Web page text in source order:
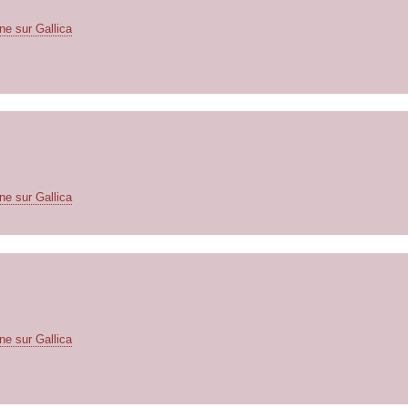
sur Gallica
sur Gallica
sur Gallica